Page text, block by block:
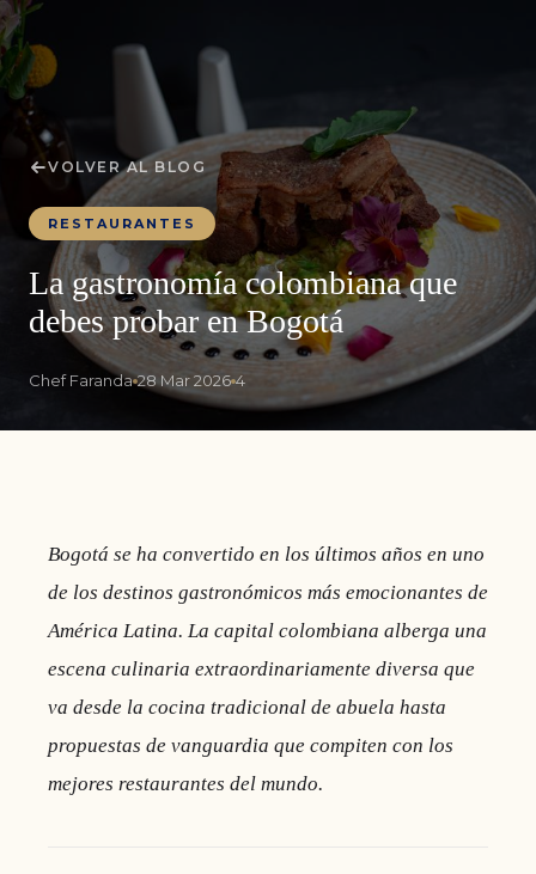
VOLVER AL BLOG
RESTAURANTES
La gastronomía colombiana que
debes probar en Bogotá
Chef Faranda 28 Mar 2026 4
Bogotá se ha convertido en los últimos años en uno
de los destinos gastronómicos más emocionantes de
América Latina. La capital colombiana alberga una
escena culinaria extraordinariamente diversa que
va desde la cocina tradicional de abuela hasta
propuestas de vanguardia que compiten con los
mejores restaurantes del mundo.